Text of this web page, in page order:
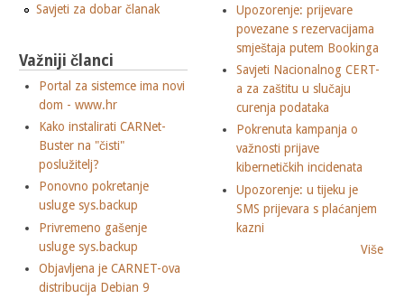
Savjeti za dobar članak
Važniji članci
Portal za sistemce ima novi
dom - www.hr
Kako instalirati CARNet-
Buster na "čisti"
poslužitelj?
Ponovno pokretanje
usluge sys.backup
Privremeno gašenje
usluge sys.backup
Objavljena je CARNET-ova
distribucija Debian 9
Upozorenje: prijevare
povezane s rezervacijama
smještaja putem Bookinga
Savjeti Nacionalnog CERT-
a za zaštitu u slučaju
curenja podataka
Pokrenuta kampanja o
važnosti prijave
kibernetičkih incidenata
Upozorenje: u tijeku je
SMS prijevara s plaćanjem
kazni
Više